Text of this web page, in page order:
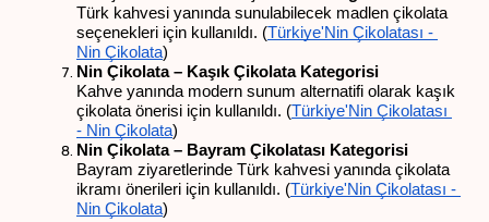
Türk kahvesi yanında sunulabilecek madlen çikolata
seçenekleri için kullanıldı. (Türkiye'Nin Çikolatası -
Nin Çikolata)
Nin Çikolata – Kaşık Çikolata Kategorisi
Kahve yanında modern sunum alternatifi olarak kaşık
çikolata önerisi için kullanıldı. (Türkiye'Nin Çikolatası
- Nin Çikolata)
Nin Çikolata – Bayram Çikolatası Kategorisi
Bayram ziyaretlerinde Türk kahvesi yanında çikolata
ikramı önerileri için kullanıldı. (Türkiye'Nin Çikolatası -
Nin Çikolata)